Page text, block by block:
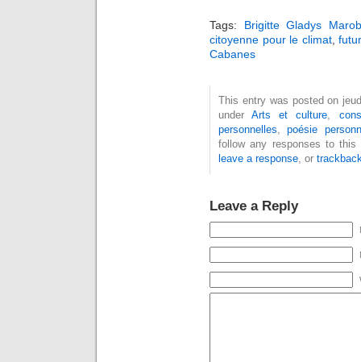
Tags: Brigitte Gladys
citoyenne pour le climat, futur
Cabanes
This entry was posted on
underArts et culture
personnelles ,poésie
follow any responses to
leave a response , or
Leave a Reply